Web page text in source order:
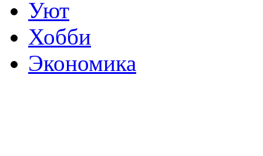
Уют
Хобби
Экономика